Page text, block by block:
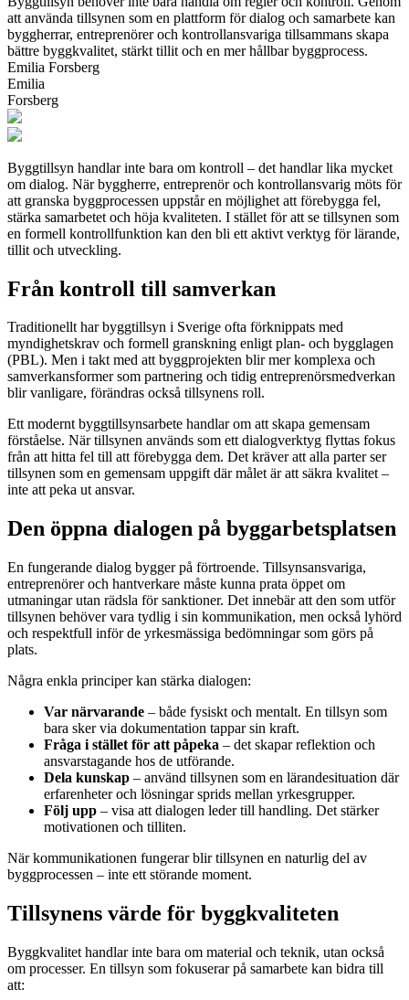
att använda tillsynen som en plattform för dialog och samarbete kan
byggherrar, entreprenörer och kontrollansvariga tillsammans skapa
bättre byggkvalitet, stärkt tillit och en mer hållbar byggprocess.
Emilia Forsberg
Emilia
Forsberg
Byggtillsyn handlar inte bara om kontroll – det handlar lika mycket
om dialog. När byggherre, entreprenör och kontrollansvarig möts för
att granska byggprocessen uppstår en möjlighet att förebygga fel,
stärka samarbetet och höja kvaliteten. I stället för att se tillsynen som
en formell kontrollfunktion kan den bli ett aktivt verktyg för lärande,
tillit och utveckling.
Från kontroll till samverkan
Traditionellt har byggtillsyn i Sverige ofta förknippats med
myndighetskrav och formell granskning enligt plan- och bygglagen
(PBL). Men i takt med att byggprojekten blir mer komplexa och
samverkansformer som partnering och tidig entreprenörsmedverkan
blir vanligare, förändras också tillsynens roll.
Ett modernt byggtillsynsarbete handlar om att skapa gemensam
förståelse. När tillsynen används som ett dialogverktyg flyttas fokus
från att hitta fel till att förebygga dem. Det kräver att alla parter ser
tillsynen som en gemensam uppgift där målet är att säkra kvalitet –
inte att peka ut ansvar.
Den öppna dialogen på byggarbetsplatsen
En fungerande dialog bygger på förtroende. Tillsynsansvariga,
entreprenörer och hantverkare måste kunna prata öppet om
utmaningar utan rädsla för sanktioner. Det innebär att den som utför
tillsynen behöver vara tydlig i sin kommunikation, men också lyhörd
och respektfull inför de yrkesmässiga bedömningar som görs på
plats.
Några enkla principer kan stärka dialogen:
Var närvarande – både fysiskt och mentalt. En tillsyn som
bara sker via dokumentation tappar sin kraft.
Fråga i stället för att påpeka – det skapar reflektion och
ansvarstagande hos de utförande.
Dela kunskap – använd tillsynen som en lärandesituation där
erfarenheter och lösningar sprids mellan yrkesgrupper.
Följ upp – visa att dialogen leder till handling. Det stärker
motivationen och tilliten.
När kommunikationen fungerar blir tillsynen en naturlig del av
byggprocessen – inte ett störande moment.
Tillsynens värde för byggkvaliteten
Byggkvalitet handlar inte bara om material och teknik, utan också
om processer. En tillsyn som fokuserar på samarbete kan bidra till
att: